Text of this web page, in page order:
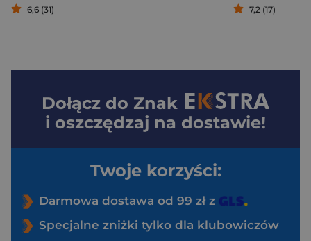
6,6 (31) 7,2 (17)
Dołącz do Znak
i oszczędzaj na dostawie!
Twoje korzyści:
Darmowa dostawa od 99 zł z
Specjalne zniżki tylko dla klubowiczów